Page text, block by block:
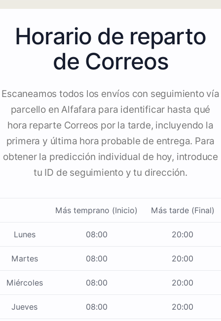
Horario de reparto
de Correos
Escaneamos todos los envíos con seguimiento vía
parcello en Alfafara para identificar hasta qué
hora reparte Correos por la tarde, incluyendo la
primera y última hora probable de entrega. Para
obtener la predicción individual de hoy, introduce
tu ID de seguimiento y tu dirección.
Más temprano (Inicio) Más tarde (Final)
Lunes 08:00 20:00
Martes 08:00 20:00
Miércoles 08:00 20:00
Jueves 08:00 20:00